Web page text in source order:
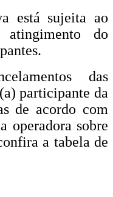
está sujeita ao
do
das
participante da
de acordo com
operadora sobre
a tabela de